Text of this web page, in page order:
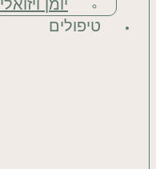
יומן ויזואלי
טיפולים